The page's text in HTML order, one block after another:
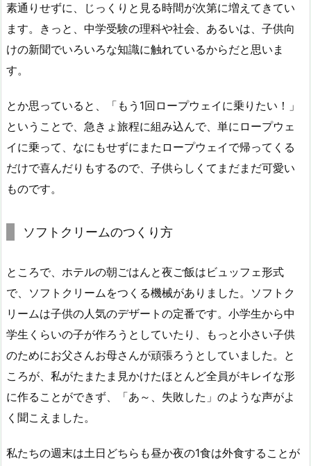
素通りせずに、じっくりと見る時間が次第に増えてきてい
ます。きっと、中学受験の理科や社会、あるいは、子供向
けの新聞でいろいろな知識に触れているからだと思いま
す。
とか思っていると、「もう1回ロープウェイに乗りたい！」
ということで、急きょ旅程に組み込んで、単にロープウェ
イに乗って、なにもせずにまたロープウェイで帰ってくる
だけで喜んだりもするので、子供らしくてまだまだ可愛い
ものです。
ソフトクリームのつくり方
ところで、ホテルの朝ごはんと夜ご飯はビュッフェ形式
で、ソフトクリームをつくる機械がありました。ソフトク
リームは子供の人気のデザートの定番です。小学生から中
学生くらいの子が作ろうとしていたり、もっと小さい子供
のためにお父さんお母さんが頑張ろうとしていました。と
ころが、私がたまたま見かけたほとんど全員がキレイな形
に作ることができず、「あ～、失敗した」のような声がよ
く聞こえました。
私たちの週末は土日どちらも昼か夜の1食は外食することが